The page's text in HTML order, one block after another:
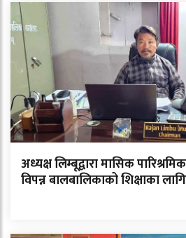
अध्यक्ष लिम्बूद्वारा मासिक
विपन्न बालबालिकाको शिक्षाका